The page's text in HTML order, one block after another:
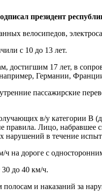
президент
велосипедов,
с 10 до 13 лет.
достигшим 17 лет, в
Германии,
пассажирские
в/у категории B
правила. Лицо,
в течение
на дороге с
30 до 40 км/ч.
полосам и наказаний за